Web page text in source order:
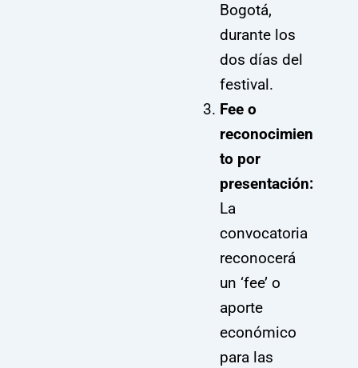
Bogotá,
durante los
dos días del
festival.
Fee o
reconocimien
to por
presentación:
La
convocatoria
reconocerá
un ‘fee’ o
aporte
económico
para las